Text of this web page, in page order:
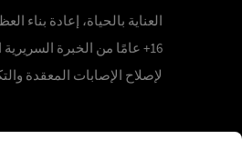
العناية بالحياة، إعادة بناء
16+ عامًا من الخبرة
لإصلاح الإصابات المعقدة